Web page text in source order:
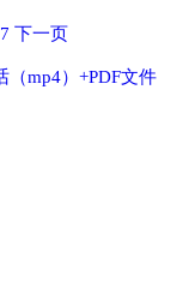
下一页
mp4）+PDF文件